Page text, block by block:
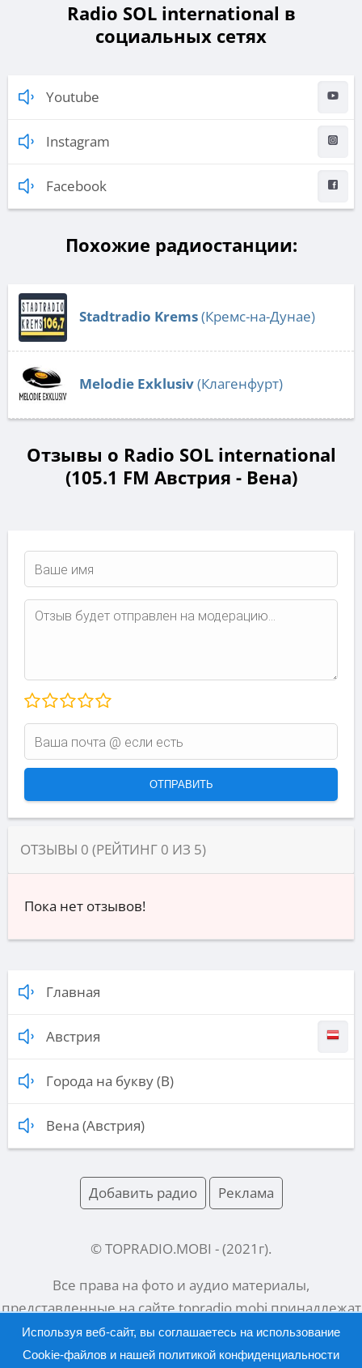
Radio SOL international в
социальных сетях
Youtube
Instagram
Facebook
Похожие радиостанции:
Stadtradio Krems(Кремс-на-Дунае)
Melodie Exklusiv(Клагенфурт)
Отзывы о Radio SOL international
(105.1 FM Австрия - Вена)
ОТЗЫВЫ 0 (РЕЙТИНГ 0 ИЗ 5)
Пока нет отзывов!
Главная
Австрия
Города на букву (В)
Вена (Австрия)
Добавить радио Реклама
© TOPRADIO.MOBI - (2021 г).
Все права на фото и аудио материалы,
представленные на сайтеtopradio.mobiпринадлежат
их законным владельцам.
Используя веб-сайт, вы соглашаетесь на использование
Cookie-файлов и нашей политикой конфиденциальности